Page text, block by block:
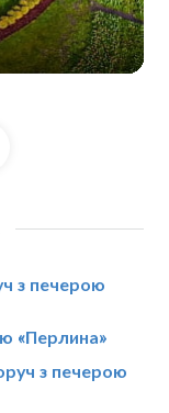
з печерою
«Перлина»
з печерою